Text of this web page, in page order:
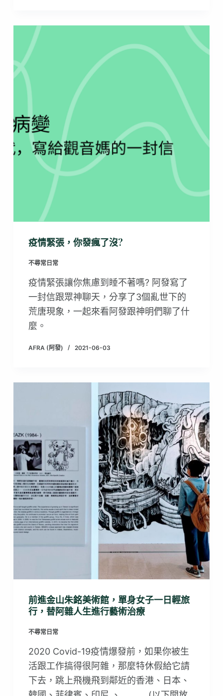
疫情緊張，你發瘋了沒?
不尋常日常
疫情緊張讓你焦慮到睡不著嗎? 阿發寫了
一封信跟眾神聊天，分享了3個亂世下的
荒唐現象，一起來看阿發跟神明們聊了什
麼。
AFRA (阿發) 2021-06-03
前進金山朱銘美術館，單身女子一日輕旅
行，替阿雜人生進行藝術治療
不尋常日常
2020 Covid-19疫情爆發前，如果你被生
活跟工作搞得很阿雜，那麼特休假給它請
下去，跳上飛機飛到鄰近的香港、日本、